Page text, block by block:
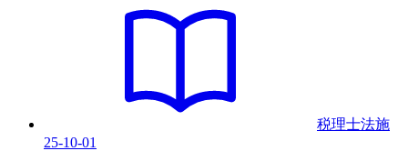
税理士法施
25-10-01